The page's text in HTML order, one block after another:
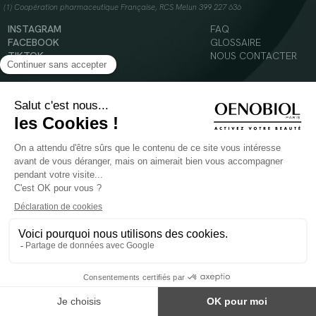
(1) Coopération pharmaceutique Française, RCS Melun 399 227 636
INSTAGRAM
FACEBOOK
TIKTOK
YOUTUBE
FAQ
GLOSSAIRE
NOUS CONTACTER
© 2024 Oenobiol Paris
Mentions légales
Politique en matière de cookies
POUR VOTRE SANTÉ, MANGEZ AU MOINS CINQ FRUITS ET LÉGUMES PAR JOUR -
Les complément alimentaires doivent être utilisés dans le cadre d'un mode de vie sain et
ne pas être utilisés comme substituts d'un régimes alimentaire varié et équilibré.